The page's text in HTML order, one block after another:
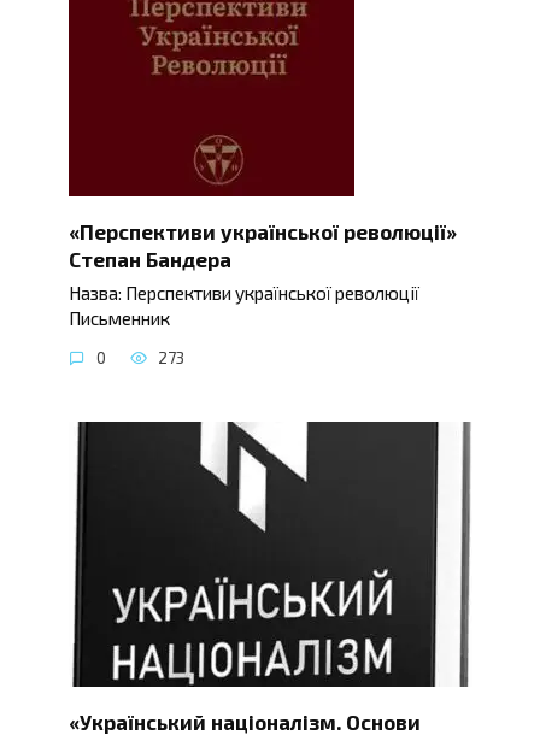
«Перспективи української революції»
Степан Бандера
Назва: Перспективи української революції
Письменник
0 273
«Український націоналізм. Основи